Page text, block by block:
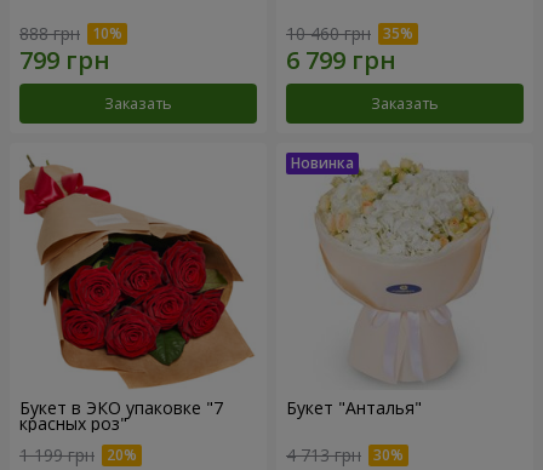
888 грн
Заказать
10 460 грн
Заказать
Букет в ЭКО упаковке "7
красных роз"
1 199 грн
Букет "Анталья"
4 713 грн